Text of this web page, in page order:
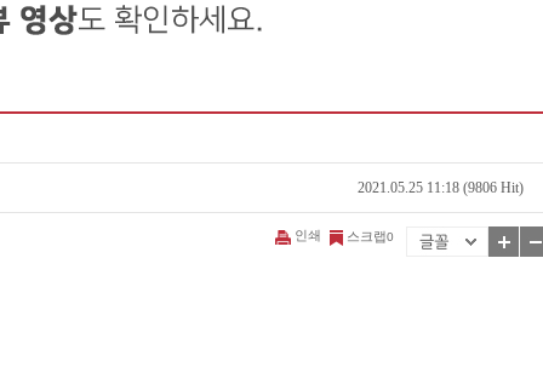
2021.05.25 11:18 (9806 Hit)
인쇄 스크랩0